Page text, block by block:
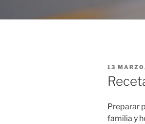
EN
13
Preparar
familia y